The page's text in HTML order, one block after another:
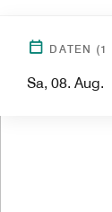
DATEN (1
Sa, 08. Aug.